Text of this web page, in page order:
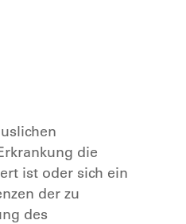
die
ist oder sich ein
der zu
des